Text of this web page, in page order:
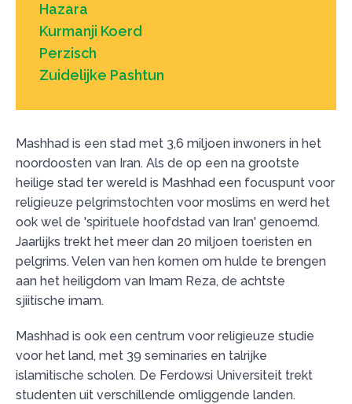
Hazara
Kurmanji Koerd
Perzisch
Zuidelijke Pashtun
Mashhad is een stad met 3,6 miljoen inwoners in het
noordoosten van Iran. Als de op een na grootste
heilige stad ter wereld is Mashhad een focuspunt voor
religieuze pelgrimstochten voor moslims en werd het
ook wel de 'spirituele hoofdstad van Iran' genoemd.
Jaarlijks trekt het meer dan 20 miljoen toeristen en
pelgrims. Velen van hen komen om hulde te brengen
aan het heiligdom van Imam Reza, de achtste
sjiitische imam.
Mashhad is ook een centrum voor religieuze studie
voor het land, met 39 seminaries en talrijke
islamitische scholen. De Ferdowsi Universiteit trekt
studenten uit verschillende omliggende landen.